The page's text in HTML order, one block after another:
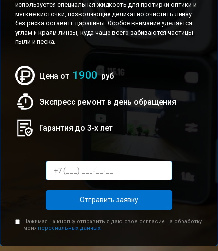
используется специальная жидкость для протирки оптики и
мягкие кисточки, позволяющие деликатно очистить линзу
без риска оставить царапины. Особое внимание уделяется
углам и краям линзы, куда чаще всего забиваются частицы
пыли и песка.
Цена от 1900руб
Экспресс ремонт в день обращения
Гарантия до 3-х лет
Отправить заявку
Нажимая на кнопку отправить я даю свое согласие на обработку
моих персональных данных.